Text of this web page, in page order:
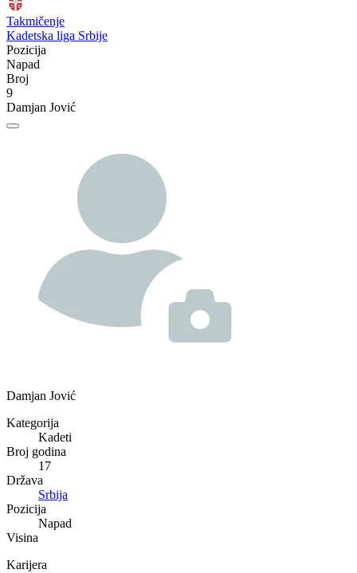
Takmičenje
Kadetska liga Srbije
Pozicija
Napad
Broj
9
Damjan Jović
Damjan Jović
Kategorija
Kadeti
Broj godina
17
Država
Srbija
Pozicija
Napad
Visina
Karijera